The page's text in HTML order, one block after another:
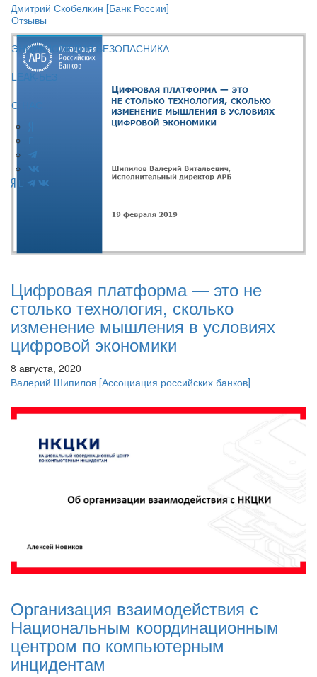
Отзывы
ЭНЦИКЛОПЕДИЯ БЕЗОПАСНИКА
LEAK-БЕЗ
О НАС
Дмитрий Скобелкин [Банк России]
Цифровая платформа — это не
столько технология, сколько
изменение мышления в условиях
цифровой экономики
8 августа, 2020
Валерий Шипилов [Ассоциация российских банков]
Организация взаимодействия с
Национальным координационным
центром по компьютерным
инцидентам